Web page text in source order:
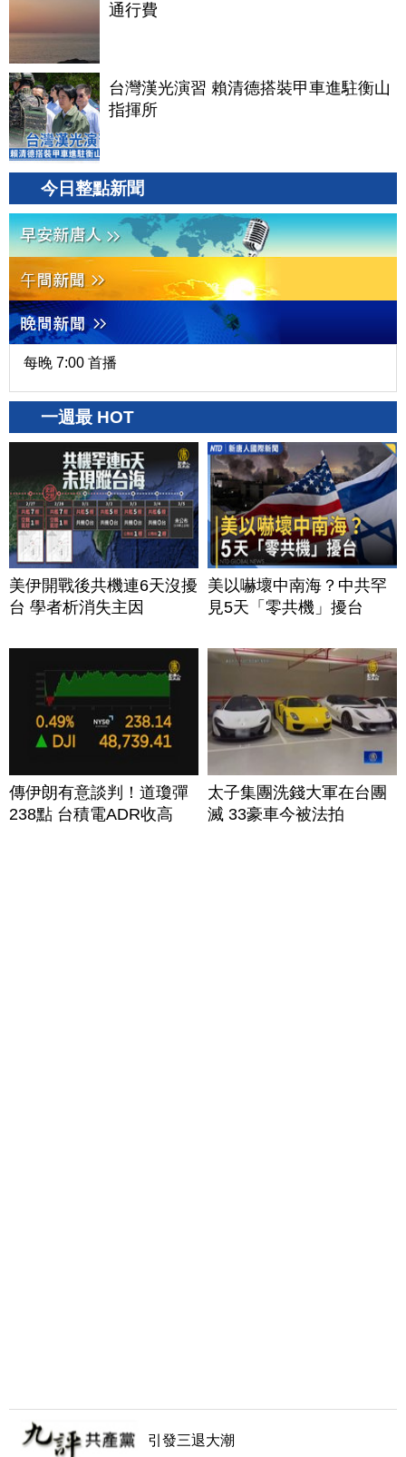
通行費
台灣漢光演習 賴清德搭裝甲車進駐衡山
指揮所
今日整點新聞
每晚 7:00 首播
一週最 HOT
美伊開戰後共機連6天沒擾
台 學者析消失主因
美以嚇壞中南海？中共罕
見5天「零共機」擾台
傳伊朗有意談判！道瓊彈
238點 台積電ADR收高
太子集團洗錢大軍在台團
滅 33豪車今被法拍
引發三退大潮